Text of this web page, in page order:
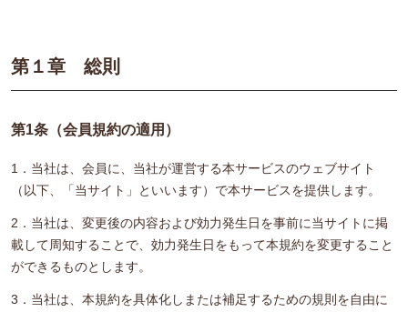
第１章 総則
第1条（会員規約の適用）
1．当社は、会員に、当社が運営する本サービスのウェブサイト
（以下、「当サイト」といいます）で本サービスを提供します。
2．当社は、変更後の内容および効力発生日を事前に当サイトに掲
載して周知することで、効力発生日をもって本規約を変更すること
ができるものとします。
3．当社は、本規約を具体化しまたは補足するための規則を自由に